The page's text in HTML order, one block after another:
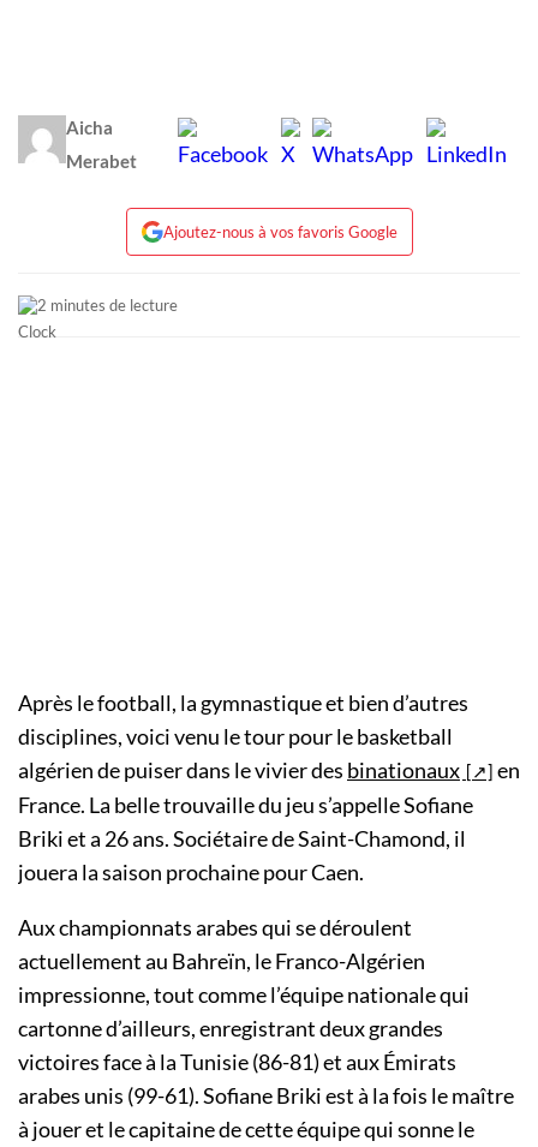
Aicha
Merabet
Ajoutez-nous à vos favoris Google
2 minutes de lecture
Après le football, la gymnastique et bien d’autres
disciplines, voici venu le tour pour le basketball
algérien de puiser dans le vivier des binationaux
en
France. La belle trouvaille du jeu s’appelle Sofiane
Briki et a 26 ans. Sociétaire de Saint-Chamond, il
jouera la saison prochaine pour Caen.
Aux championnats arabes qui se déroulent
actuellement au Bahreïn, le Franco-Algérien
impressionne, tout comme l’équipe nationale qui
cartonne d’ailleurs, enregistrant deux grandes
victoires face à la Tunisie (86-81) et aux Émirats
arabes unis (99-61). Sofiane Briki est à la fois le maître
à jouer et le capitaine de cette équipe qui sonne le